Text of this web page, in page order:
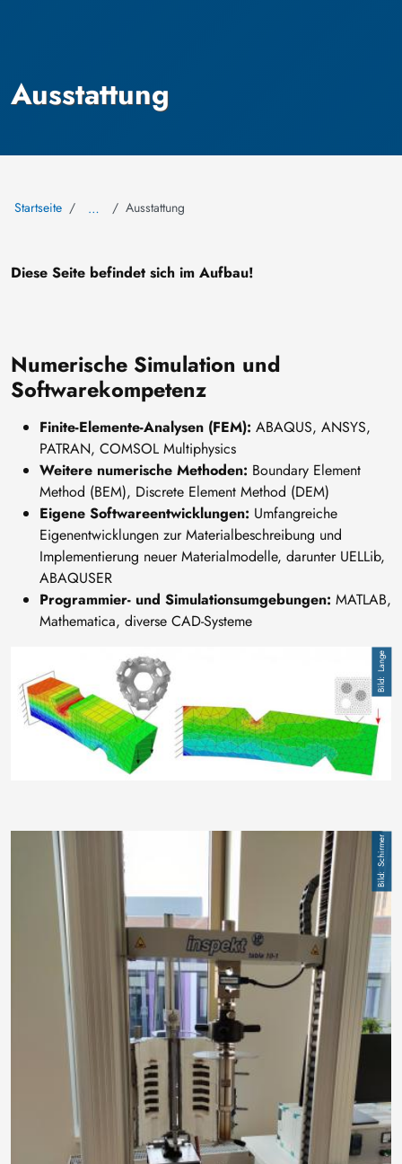
Ausstattung
Startseite … Ausstattung
Diese Seite befindet sich im Aufbau!
Lange
Numerische Simulation und
Softwarekompetenz
Finite-Elemente-Analysen (FEM): ABAQUS, ANSYS,
PATRAN, COMSOL Multiphysics
Weitere numerische Methoden: Boundary Element
Method (BEM), Discrete Element Method (DEM)
Eigene Softwareentwicklungen: Umfangreiche
Eigenentwicklungen zur Materialbeschreibung und
Implementierung neuer Materialmodelle, darunter UELLib,
ABAQUSER
Programmier- und Simulationsumgebungen: MATLAB,
Mathematica, diverse CAD-Systeme
Schirmer